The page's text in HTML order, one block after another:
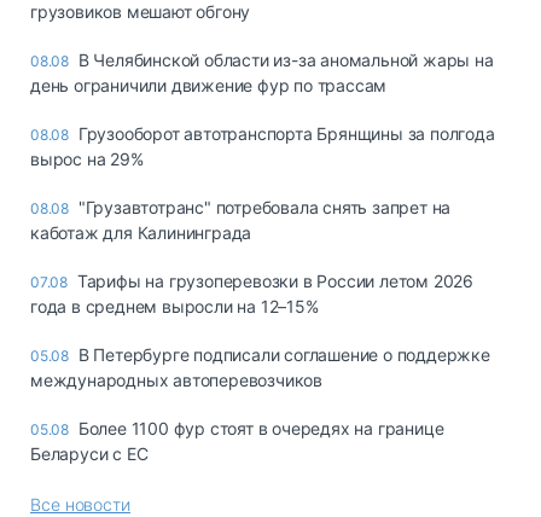
грузовиков мешают обгону
08.08 В Челябинской области из-за аномальной жары на
день ограничили движение фур по трассам
08.08 Грузооборот автотранспорта Брянщины за полгода
вырос на 29%
08.08 "Грузавтотранс" потребовала снять запрет на
каботаж для Калининграда
07.08 Тарифы на грузоперевозки в России летом 2026
года в среднем выросли на 12–15%
05.08 В Петербурге подписали соглашение о поддержке
международных автоперевозчиков
05.08 Более 1100 фур стоят в очередях на границе
Беларуси с ЕС
Все новости